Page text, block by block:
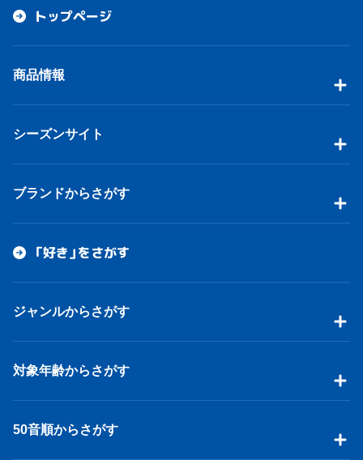
トップページ
商品情報
シーズンサイト
ブランドからさがす
「好き」をさがす
ジャンルからさがす
対象年齢からさがす
50音順からさがす